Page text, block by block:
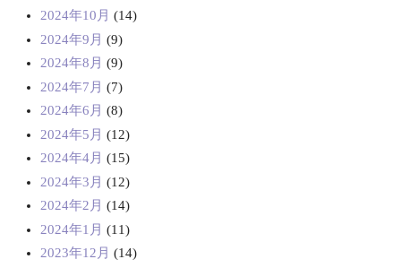
2024年10月 (14)
2024年9月 (9)
2024年8月 (9)
2024年7月 (7)
2024年6月 (8)
2024年5月 (12)
2024年4月 (15)
2024年3月 (12)
2024年2月 (14)
2024年1月 (11)
2023年12月 (14)